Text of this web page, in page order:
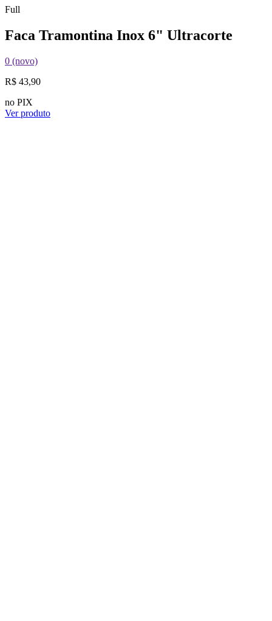
Full
Faca Tramontina Inox 6" Ultracorte
0 (novo)
R$ 43,90
no PIX
Ver produto